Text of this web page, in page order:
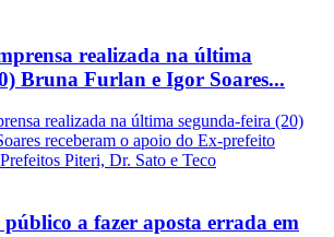
realizada na última
Bruna Furlan e Igor Soares...
a fazer aposta errada em